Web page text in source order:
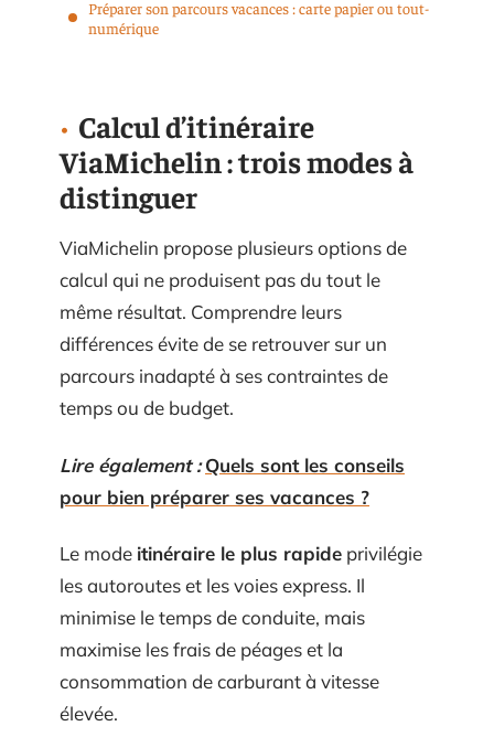
Préparer son parcours vacances : carte papier ou tout-
numérique
Calcul d’itinéraire
ViaMichelin : trois modes à
distinguer
ViaMichelin propose plusieurs options de
calcul qui ne produisent pas du tout le
même résultat. Comprendre leurs
différences évite de se retrouver sur un
parcours inadapté à ses contraintes de
temps ou de budget.
Lire également : Quels sont les conseils
pour bien préparer ses vacances ?
Le mode itinéraire le plus rapide privilégie
les autoroutes et les voies express. Il
minimise le temps de conduite, mais
maximise les frais de péages et la
consommation de carburant à vitesse
élevée.